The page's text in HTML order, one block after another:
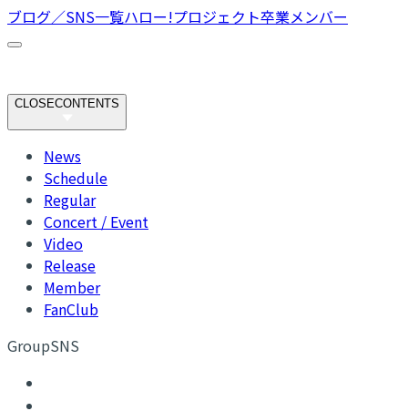
ブログ／SNS一覧ハロー!プロジェクト卒業メンバー
CLOSECONTENTS
News
Schedule
Regular
Concert / Event
Video
Release
Member
FanClub
GroupSNS